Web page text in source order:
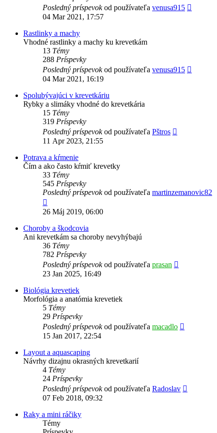
Posledný príspevokod používateľa venusa915
04 Mar 2021, 17:57
Rastlinky a machy
Vhodné rastlinky a machy ku krevetkám
13 Témy
288 Príspevky
Posledný príspevokod používateľa venusa915
04 Mar 2021, 16:19
Spolubývajúci v krevetkáriu
Rybky a slimáky vhodné do krevetkária
15 Témy
319 Príspevky
Posledný príspevokod používateľa Pštros
11 Apr 2023, 21:55
Potrava a kŕmenie
Čím a ako často kŕmiť krevetky
33 Témy
545 Príspevky
Posledný príspevokod používateľa martinzemanovic82
posledný
príspevok
26 Máj 2019, 06:00
Choroby a škodcovia
Ani krevetkám sa choroby nevyhýbajú
36 Témy
782 Príspevky
Posledný príspevokod používateľa prasan
23 Jan 2025, 16:49
Biológia krevetiek
Morfológia a anatómia krevetiek
5 Témy
29 Príspevky
Posledný príspevokod používateľa macadlo
15 Jan 2017, 22:54
Layout a aquascaping
Návrhy dizajnu okrasných krevetkarií
4 Témy
24 Príspevky
Posledný príspevokod používateľa Radoslav
07 Feb 2018, 09:32
Raky a mini ráčiky
Témy